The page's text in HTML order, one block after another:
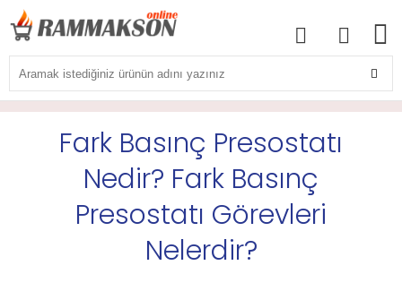
Fark Basınç Presostatı
Nedir? Fark Basınç
Presostatı Görevleri
Nelerdir?